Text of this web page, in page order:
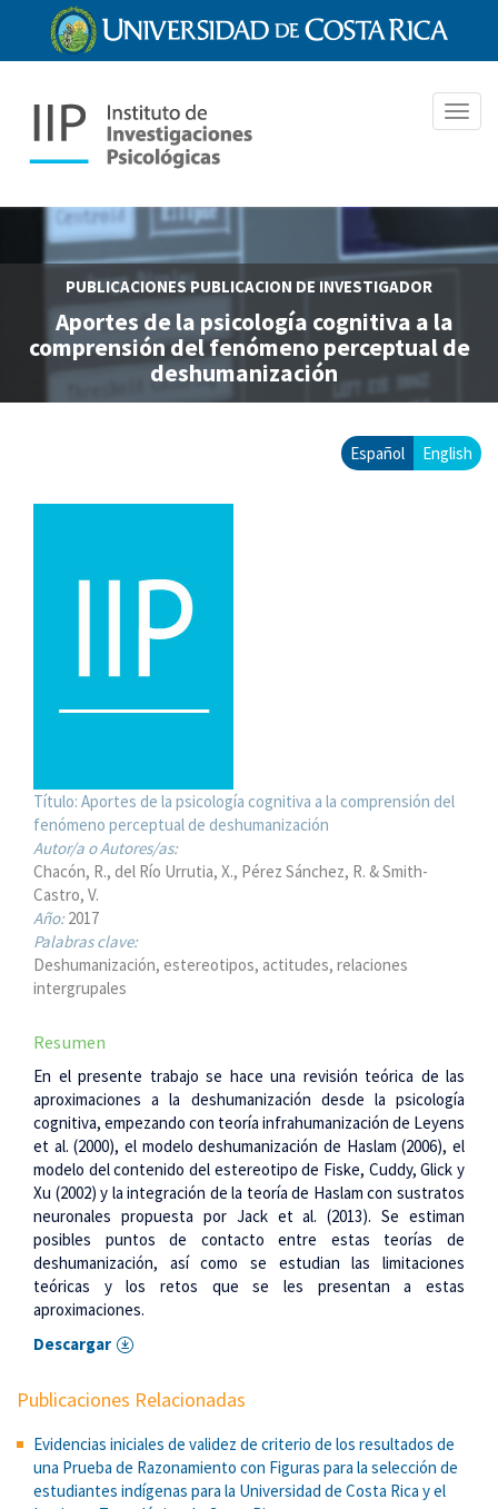
contenido
PUBLICACIONES PUBLICACION DE INVESTIGADOR
Aportes de la psicología cognitiva a la
comprensión del fenómeno perceptual de
deshumanización
Español English
Título: Aportes de la psicología cognitiva a la comprensión del
fenómeno perceptual de deshumanización
Autor/a o Autores/as:
Chacón, R., del Río Urrutia, X., Pérez Sánchez, R. & Smith-
Castro, V.
Año:2017
Palabras clave:
Deshumanización, estereotipos, actitudes, relaciones
intergrupales
Resumen
En el presente trabajo se hace una revisión teórica de las
aproximaciones a la deshumanización desde la psicología
cognitiva, empezando con teoría infrahumanización de Leyens
et al. (2000), el modelo deshumanización de Haslam (2006), el
modelo del contenido del estereotipo de Fiske, Cuddy, Glick y
Xu (2002) y la integración de la teoría de Haslam con sustratos
neuronales propuesta por Jack et al. (2013). Se estiman
posibles puntos de contacto entre estas teorías de
deshumanización, así como se estudian las limitaciones
teóricas y los retos que se les presentan a estas
aproximaciones.
Descargar
Publicaciones Relacionadas
Evidencias iniciales de validez de criterio de los resultados de
una Prueba de Razonamiento con Figuras para la selección de
estudiantes indígenas para la Universidad de Costa Rica y el